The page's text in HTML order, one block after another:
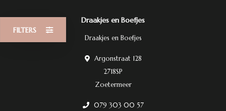
FILTERS
Draakjes en Boefjes
Draakjes en Boefjes
Argonstraat 128
2718SP
Zoetermeer
079 303 00 57